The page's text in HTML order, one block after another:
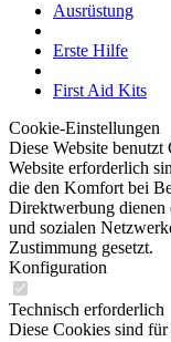
Ausrüstung
Erste Hilfe
First Aid Kits
Cookie-Einstellungen
Diese Website
Website erforderlich
die den Komfort bei
Direktwerbung dienen
und sozialen
Zustimmung gesetzt.
Konfiguration
Technisch erforderlich
Diese Cookies sind